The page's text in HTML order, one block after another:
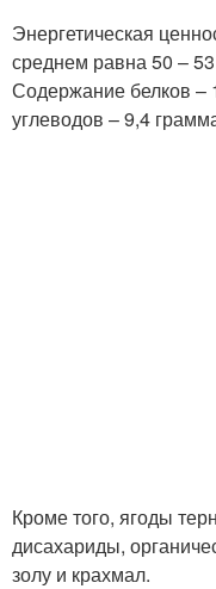
Энергетическая
среднем равна 50 –
Содержание белков –
углеводов – 9,4
Кроме того, ягоды
дисахариды,
золу и крахмал.